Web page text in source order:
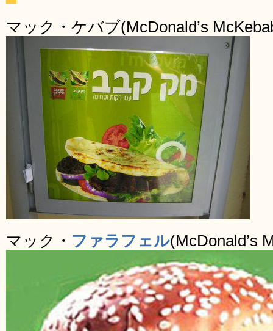
マック・ケバブ(McDonald’s
マック・ ファラフェル(McDonald’s